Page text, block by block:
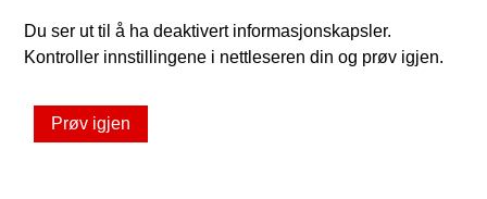
Du ser ut til å ha deaktivert informasjonskapsler.
Kontroller innstillingene i nettleseren din og prøv igjen.
Prøv igjen